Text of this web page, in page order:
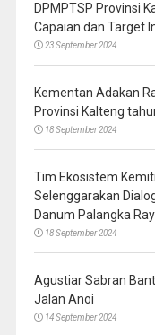
DPMPTSP Provinsi
Capaian dan Target
23 September 2024
Kementan Adakan
Provinsi Kalteng
18 September 2024
Tim Ekosistem
Selenggarakan
Danum Palangka
18 September 2024
Agustiar Sabran
Jalan Anoi
14 September 2024